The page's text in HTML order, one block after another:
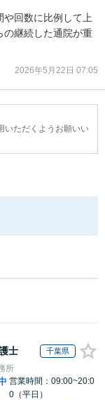
や回数に比例して上
の継続した通院が重
2026年5月22日 07:05
いただくようお願いい
士 千葉県
所
営業時間：09:00~20:0
0（平日）